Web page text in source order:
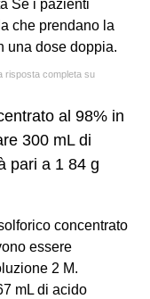
Se i pazienti
che prendano la
una dose doppia.
risposta completa su
al 98% in
300 mL di
pari a 1 84 g
concentrato
essere
2 M.
mL di acido